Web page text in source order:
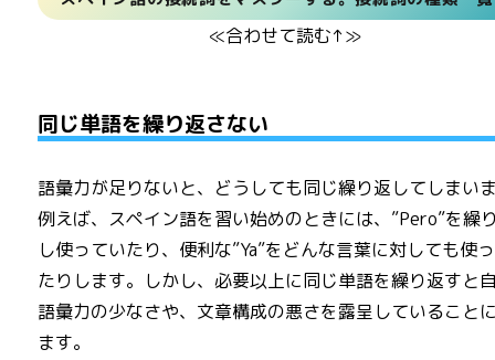
≪合わせて読む↑≫
同じ単語を繰り返さない
語彙力が足りないと、どうしても同じ繰り返してしまい
例えば、スペイン語を習い始めのときには、”Pero”を繰
し使っていたり、便利な”Ya”をどんな言葉に対しても使
たりします。しかし、必要以上に同じ単語を繰り返すと
語彙力の少なさや、文章構成の悪さを露呈していること
ます。